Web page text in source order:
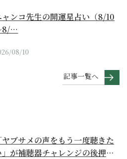
ャンコ先生の開運星占い（8/10
8/…
08/10
記事一覧へ
ヤブサメの声をもう一度聴きた
」が補聴器チャレンジの後押し